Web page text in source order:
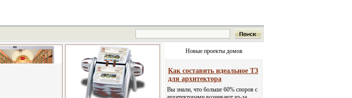
Новые проекты домов
Как составить идеальное ТЗ
для архитектора
Вы знали, что больше 60% споров с